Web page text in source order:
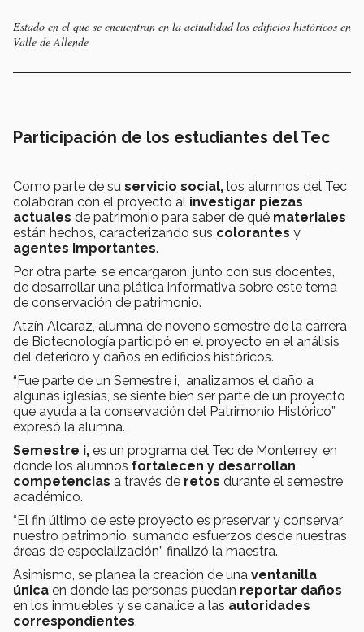
Estado en el que se encuentran en la actualidad los edificios históricos en
Valle de Allende
Participación de los estudiantes del Tec
Como parte de su servicio social, los alumnos del Tec
colaboran con el proyecto al investigar piezas
actuales de patrimonio para saber de qué materiales
están hechos, caracterizando sus colorantes y
agentes importantes.
Por otra parte, se encargaron, junto con sus docentes,
de desarrollar una plática informativa sobre este tema
de conservación de patrimonio.
Atzín Alcaraz, alumna de noveno semestre de la carrera
de Biotecnología participó en el proyecto en el análisis
del deterioro y daños en edificios históricos.
“Fue parte de un Semestre i, analizamos el daño a
algunas iglesias, se siente bien ser parte de un proyecto
que ayuda a la conservación del Patrimonio Histórico”
expresó la alumna.
Semestre i, es un programa del Tec de Monterrey, en
donde los alumnos fortalecen y desarrollan
competencias a través de retos durante el semestre
académico.
“El fin último de este proyecto es preservar y conservar
nuestro patrimonio, sumando esfuerzos desde nuestras
áreas de especialización” finalizó la maestra.
Asimismo, se planea la creación de una ventanilla
única en donde las personas puedan reportar daños
en los inmuebles y se canalice a las autoridades
correspondientes.